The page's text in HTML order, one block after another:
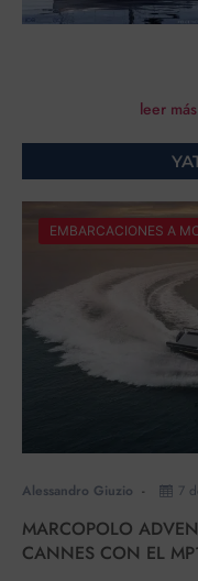
leer
EMBARCACIONES A
Alessandro Giuzio 7
MARCOPOLO
CANNES CON EL